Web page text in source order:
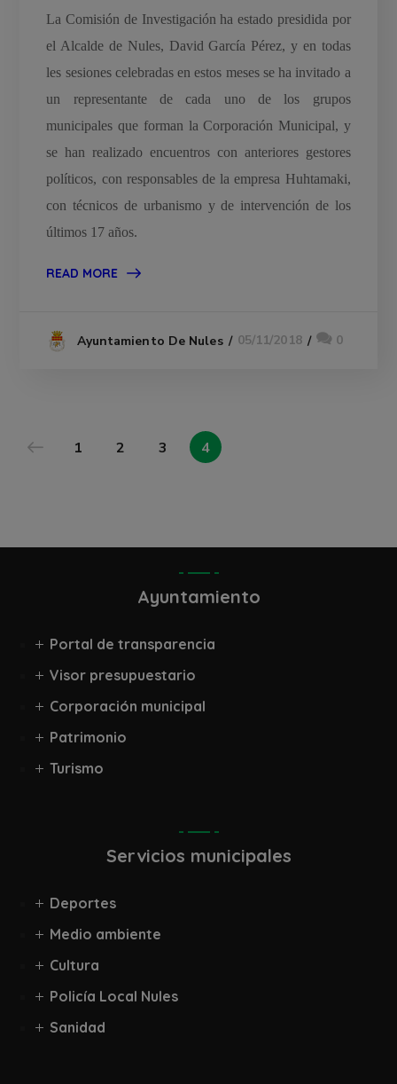
La Comisión de Investigación ha estado presidida por
el Alcalde de Nules, David García Pérez, y en todas
les sesiones celebradas en estos meses se ha invitado a
un representante de cada uno de los grupos
municipales que forman la Corporación Municipal, y
se han realizado encuentros con anteriores gestores
políticos, con responsables de la empresa Huhtamaki,
con técnicos de urbanismo y de intervención de los
últimos 17 años.
READ MORE
Ayuntamiento De Nules 05/11/2018 0
1 2 3 4
Ayuntamiento
Portal de transparencia
Visor presupuestario
Corporación municipal
Patrimonio
Turismo
Servicios municipales
Deportes
Medio ambiente
Cultura
Policía Local Nules
Sanidad